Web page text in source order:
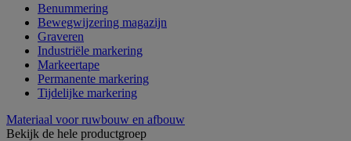
Benummering
Bewegwijzering magazijn
Graveren
Industriële markering
Markeertape
Permanente markering
Tijdelijke markering
Materiaal voor ruwbouw en afbouw
Bekijk de hele productgroep